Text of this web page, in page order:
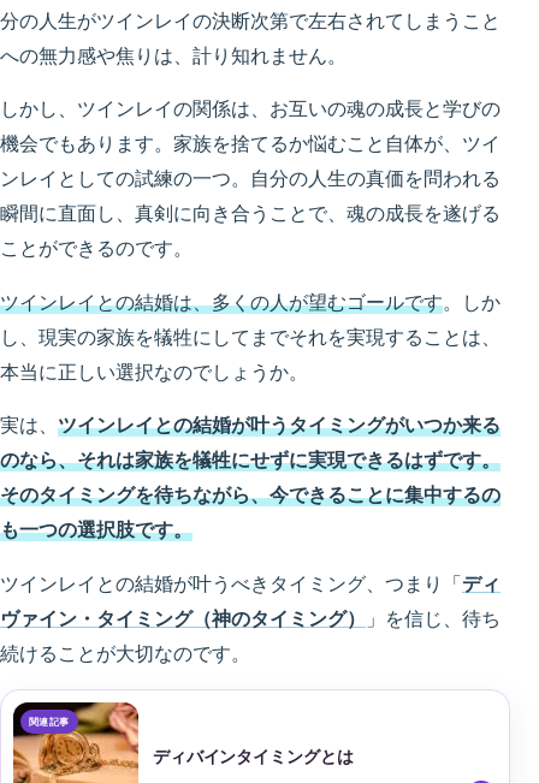
分の人生がツインレイの決断次第で左右されてしまうこと
への無力感や焦りは、計り知れません。
しかし、ツインレイの関係は、お互いの魂の成長と学びの
機会でもあります。家族を捨てるか悩むこと自体が、ツイ
ンレイとしての試練の一つ。自分の人生の真価を問われる
瞬間に直面し、真剣に向き合うことで、魂の成長を遂げる
ことができるのです。
ツインレイとの結婚は、多くの人が望むゴールです。しか
し、現実の家族を犠牲にしてまでそれを実現することは、
本当に正しい選択なのでしょうか。
実は、 ツインレイとの結婚が叶うタイミングがいつか来る
のなら、それは家族を犠牲にせずに実現できるはずです。
そのタイミングを待ちながら、今できることに集中するの
も一つの選択肢です。
ツインレイとの結婚が叶うべきタイミング、つまり「ディ
ヴァイン・タイミング（神のタイミング）
」を信じ、待ち
続けることが大切なのです。
ディバインタイミングとは